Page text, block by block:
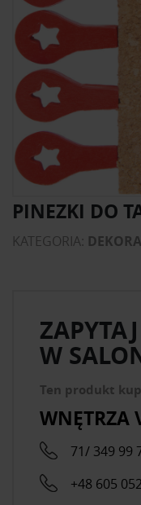
PINEZKI DO
KATEGORIA:
W
Ten produkt
WNĘTRZA
71/ 349 99
+48 605